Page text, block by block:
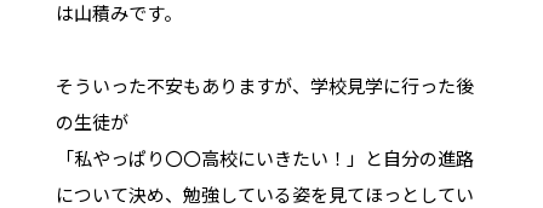
は山積みです。
そういった不安もありますが、学校見学に行った後
の生徒が
「私やっぱり〇〇高校にいきたい！」と自分の進路
について決め、勉強している姿を見てほっとしてい